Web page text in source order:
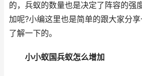
的，兵蚁的数量也是决定了阵容的强
加呢?小编这里也是简单的跟大家分
了解一下的。
小小蚁国兵蚁怎么增加